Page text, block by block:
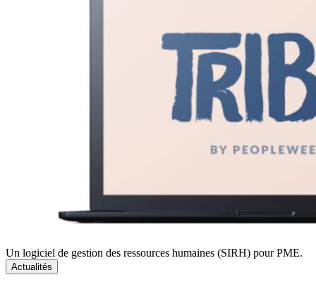
Un logiciel de gestion des ressources humaines (SIRH) pour PME.
Actualités